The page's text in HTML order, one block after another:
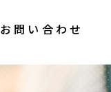
お問い合わせ